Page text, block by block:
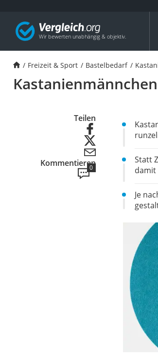
Freizeit & Sport Bastelbedarf
Teilen
Kommentieren
0
Statt
damit
Je